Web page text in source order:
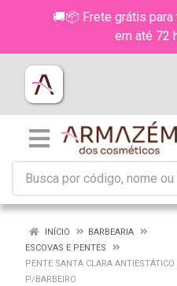
🚚📦 Frete grátis
em até 72
INÍCIO
BARBEARIA
ESCOVAS E PENTES
PENTE SANTA CLARA ANTIESTÁTICO
P/BARBEIRO